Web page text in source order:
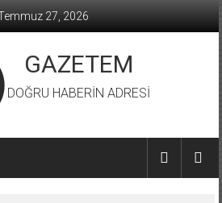
27, 2026
GAZETEM
DOĞRU HABERİN ADRESİ